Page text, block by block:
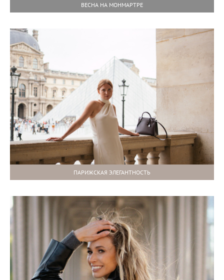
ВЕСНА НА МОНМАРТРЕ
ПАРИЖСКАЯ ЭЛЕГАНТНОСТЬ